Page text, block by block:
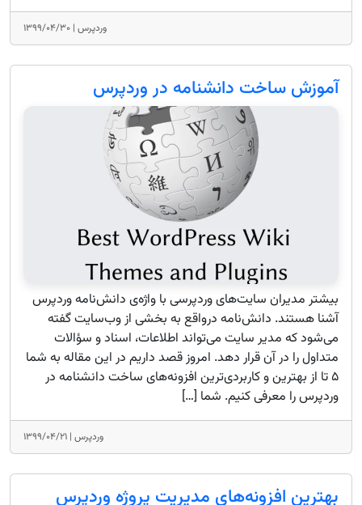
وردپرس | ۱۳۹۹/۰۴/۳۰
آموزش ساخت دانشنامه در وردپرس
بیشتر مدیران سایت‌های وردپرسی با واژه‌ی دانش‌نامه وردپرس
آشنا هستند. دانش‌نامه درواقع به بخشی از وب‌سایت گفته
می‌شود که مدیر سایت می‌تواند اطلاعات، اسناد و سؤالات
متداول را در آن قرار دهد. امروز قصد داریم در این مقاله به شما
۵ تا از بهترین و کاربردی‌ترین افزونه‌های ساخت دانشنامه در
وردپرس را معرفی کنیم. شما […]
وردپرس | ۱۳۹۹/۰۴/۲۱
بهترین افزونه‌های مدیریت پروژه وردپرس